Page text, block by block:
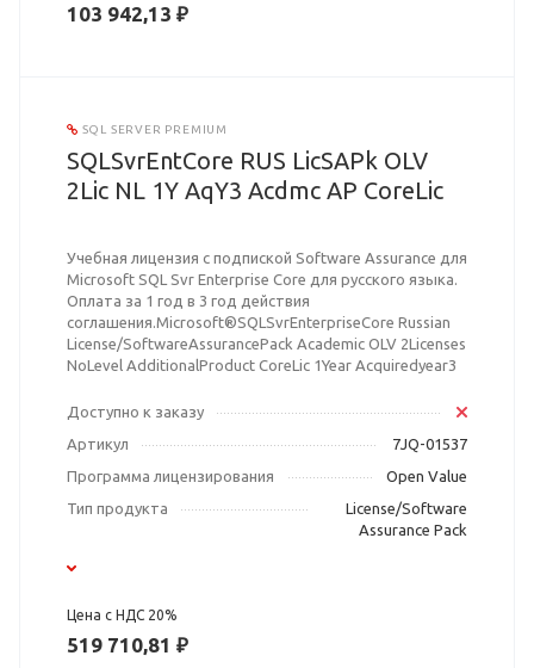
103 942,13 ₽
SQL SERVER PREMIUM
SQLSvrEntCore RUS LicSAPk OLV
2Lic NL 1Y AqY3 Acdmc AP CoreLic
Учебная лицензия с подпиской Software Assurance для
Microsoft SQL Svr Enterprise Core для русского языка.
Оплата за 1 год в 3 год действия
соглашения.Microsoft®SQLSvrEnterpriseCore Russian
License/SoftwareAssurancePack Academic OLV 2Licenses
NoLevel AdditionalProduct CoreLic 1Year Acquiredyear3
Доступно к заказу
Артикул
7JQ-01537
Программа лицензирования
Open Value
Тип продукта
License/Software
Assurance Pack
Цена с НДС 20%
519 710,81 ₽